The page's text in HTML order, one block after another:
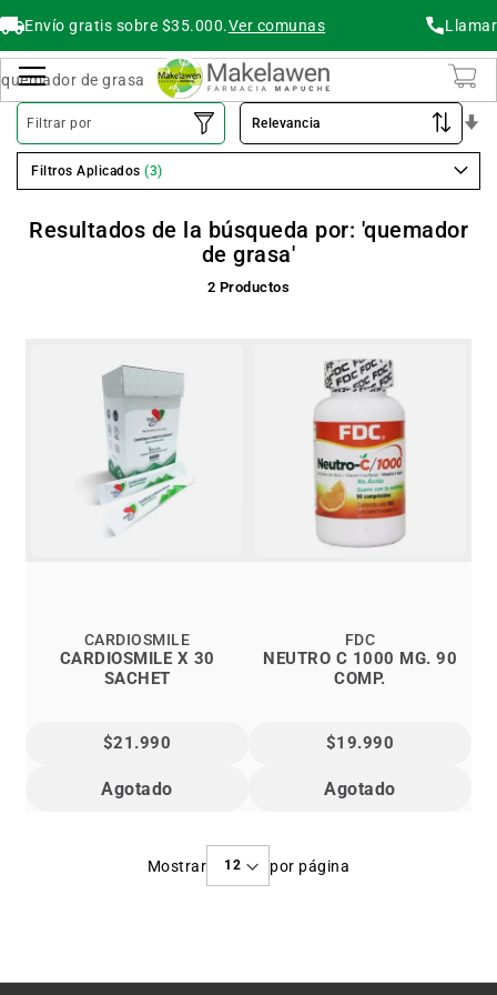
Envío gratis sobre $35.000.Ver comunas Llamar
Resultados de la búsqueda por: 'quemador
de grasa'
2 Productos
CARDIOSMILE X 30
SACHET
CARDIOSMILE
$21.990
Agotado
NEUTRO C 1000 MG. 90
COMP.
FDC
$19.990
Agotado
Mostrar por página
Filtrar por
Filtros Aplicados